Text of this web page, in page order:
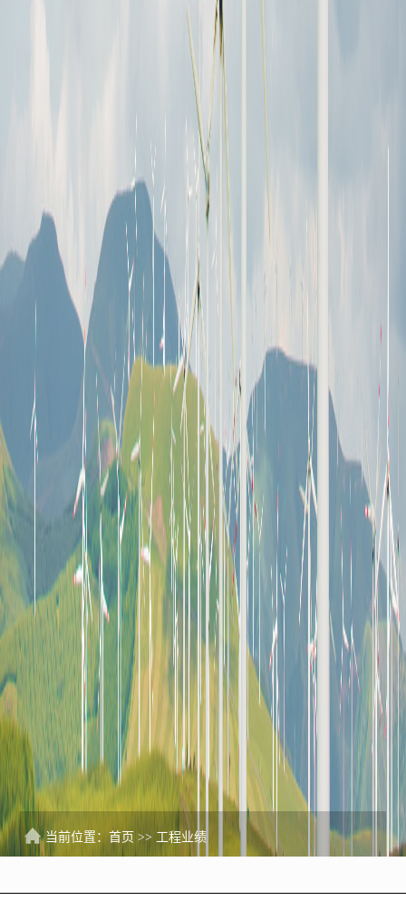
当前位置：首页 >> 工程业绩